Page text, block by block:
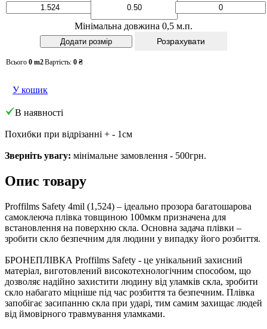
Мінімальна довжина 0,5 м.п.
Розрахувати
Всього 0 m2Вартість: 0 ₴
У кошик
В наявності
Похибки при відрізанні + - 1см
Зверніть увагу: мінімальне замовлення - 500грн.
Опис товару
Proffilms Safety 4mil (1,524) – ідеально прозора багатошарова
самоклеюча плівка товщиною 100мкм призначена для
встановлення на поверхню скла. Основна задача плівки –
зробити скло безпечним для людини у випадку його розбиття.
БРОНЕПЛІВКА Proffilms Safety - це унікальний захисний
матеріал, виготовлений високотехнологічним способом, що
дозволяє надійно захистити людину від уламків скла, зробити
скло набагато міцніше під час розбиття та безпечним. Плівка
запобігає засипанню скла при ударі, тим самим захищає людей
від ймовірного травмування уламками.